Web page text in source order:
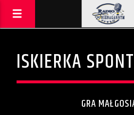
ISKIERKA
GRA